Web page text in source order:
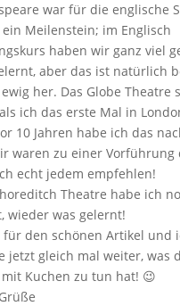
war für die englische
Meilenstein; im Englisch
haben wir ganz viel
aber das ist natürlich
her. Das Globe Theatre
ich das erste Mal in
10 Jahren habe ich das
waren zu einer Vorführung
echt jedem empfehlen!
Theatre habe ich
wieder was gelernt!
für den schönen Artikel und
jetzt gleich mal weiter, was
Kuchen zu tun hat! 😉